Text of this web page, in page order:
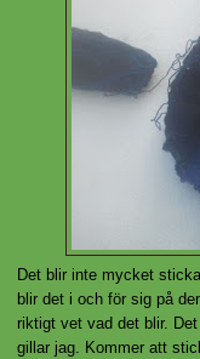
Det blir inte mycket
blir det i och för sig på
riktigt vet vad det blir.
gillar jag. Kommer att